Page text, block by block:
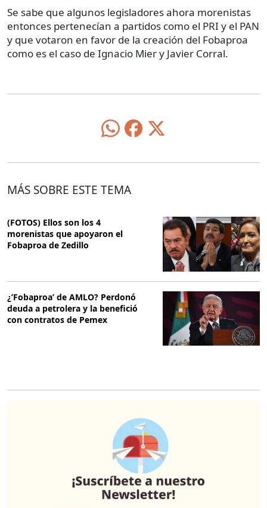
Se sabe que algunos legisladores ahora morenistas
entonces pertenecían a partidos como el PRI y el PAN
y que votaron en favor de la creación del Fobaproa
como es el caso de Ignacio Mier y Javier Corral.
MÁS SOBRE ESTE TEMA
(FOTOS) Ellos son los 4
morenistas que apoyaron el
Fobaproa de Zedillo
¿’Fobaproa’ de AMLO? Perdonó
deuda a petrolera y la benefició
con contratos de Pemex